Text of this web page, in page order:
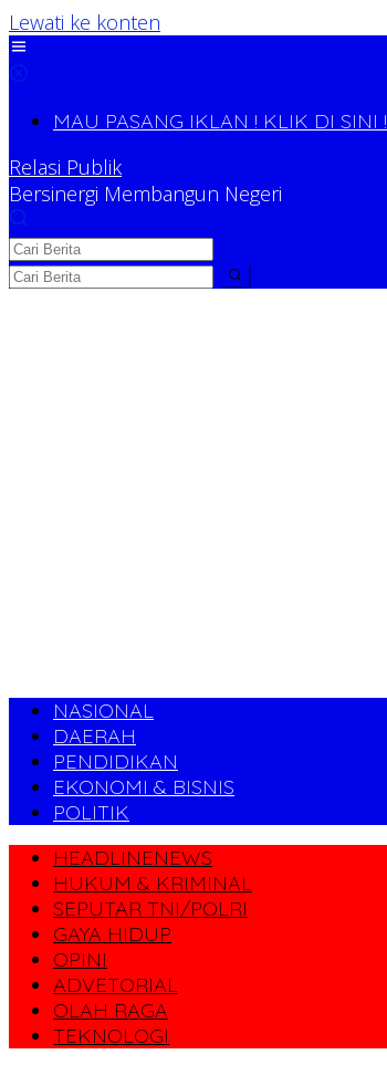
Lewati ke konten
MAU PASANG IKLAN ! KLIK DI SINI !
Relasi Publik
Bersinergi Membangun Negeri
NASIONAL
DAERAH
PENDIDIKAN
EKONOMI & BISNIS
POLITIK
HEADLINENEWS
HUKUM & KRIMINAL
SEPUTAR TNI/POLRI
GAYA HIDUP
OPINI
ADVETORIAL
OLAH RAGA
TEKNOLOGI